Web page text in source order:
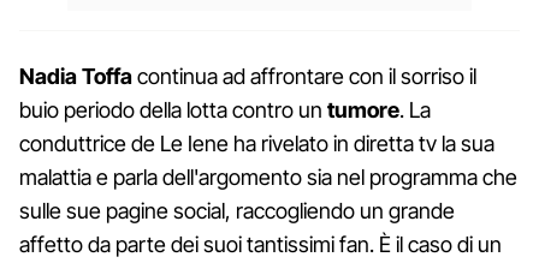
Nadia Toffacontinua ad affrontare con il sorriso il
buio periodo della lotta contro un tumore. La
conduttrice de Le Iene ha rivelato in diretta tv la sua
malattia e parla dell'argomento sia nel programma che
sulle sue pagine social, raccogliendo un grande
affetto da parte dei suoi tantissimi fan. È il caso di un